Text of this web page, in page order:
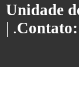
Unidade
| .Contato: